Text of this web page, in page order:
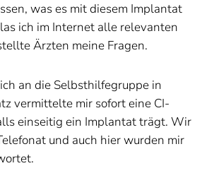
was es mit diesem Implantat
ich im Internet alle relevanten
Ärzten meine Fragen.
an die Selbsthilfegruppe in
vermittelte mir sofort eine CI-
einseitig ein Implantat trägt. Wir
und auch hier wurden mir